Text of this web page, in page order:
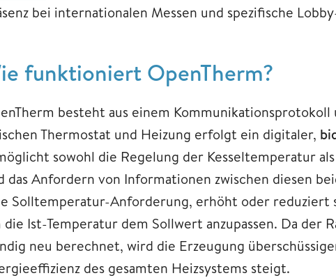
bei internationalen Messen und spezifische
funktioniert OpenTherm?
besteht aus einem
Thermostat und Heizung erfolgt ein digitaler,
sowohl die Regelung der Kesseltemperatur
das Anfordern von Informationen zwischen diesen
Solltemperatur-Anforderung, erhöht oder reduziert
die Ist-Temperatur dem Sollwert anzupassen. Da der
neu berechnet, wird die Erzeugung
des gesamten Heizsystems steigt.